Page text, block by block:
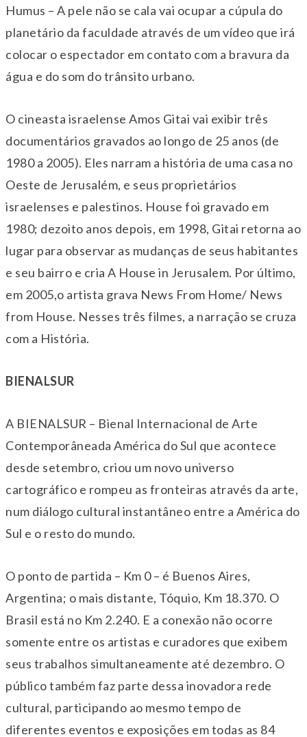
Humus – A pele não se cala vai ocupar a cúpula do
planetário da faculdade através de um vídeo que irá
colocar o espectador em contato com a bravura da
água e do som do trânsito urbano.
O cineasta israelense Amos Gitai vai exibir três
documentários gravados ao longo de 25 anos (de
1980 a 2005). Eles narram a história de uma casa no
Oeste de Jerusalém, e seus proprietários
israelenses e palestinos. House foi gravado em
1980; dezoito anos depois, em 1998, Gitai retorna ao
lugar para observar as mudanças de seus habitantes
e seu bairro e cria A House in Jerusalem. Por último,
em 2005,o artista grava News From Home/ News
from House. Nesses três filmes, a narração se cruza
com a História.
BIENALSUR
A BIENALSUR – Bienal Internacional de Arte
Contemporâneada América do Sul que acontece
desde setembro, criou um novo universo
cartográfico e rompeu as fronteiras através da arte,
num diálogo cultural instantâneo entre a América do
Sul e o resto do mundo.
O ponto de partida – Km 0 – é Buenos Aires,
Argentina; o mais distante, Tóquio, Km 18.370. O
Brasil está no Km 2.240. E a conexão não ocorre
somente entre os artistas e curadores que exibem
seus trabalhos simultaneamente até dezembro. O
público também faz parte dessa inovadora rede
cultural, participando ao mesmo tempo de
diferentes eventos e exposições em todas as 84